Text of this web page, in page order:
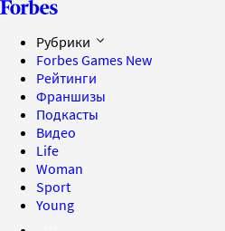
Рубрики
Forbes Games New
Рейтинги
Франшизы
Подкасты
Видео
Life
Woman
Sport
Young